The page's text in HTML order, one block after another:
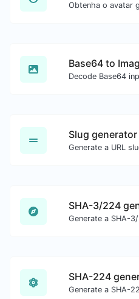
Base64 to
Slug generator
SHA-3/224
SHA-224